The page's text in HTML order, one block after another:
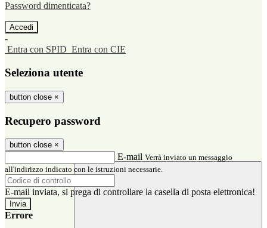
Password dimenticata?
-
Entra con SPID Entra con CIE
Seleziona utente
button close ×
Recupero password
button close ×
E-mail Verrà inviato un messaggio
all'indirizzo indicato con le istruzioni necessarie.
E-mail inviata, si prega di controllare la casella di posta elettronica!
Errore